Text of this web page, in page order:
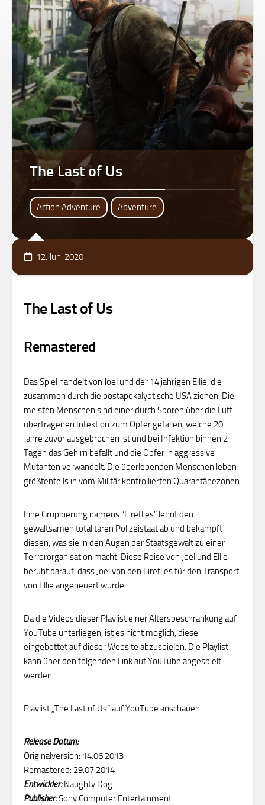
The Last of Us
Action Adventure Adventure
12. Juni 2020
The Last of Us
Remastered
Das Spiel handelt von Joel und der 14 jährigen Ellie, die
zusammen durch die postapokalyptische USA ziehen. Die
meisten Menschen sind einer durch Sporen über die Luft
übertragenen Infektion zum Opfer gefallen, welche 20
Jahre zuvor ausgebrochen ist und bei Infektion binnen 2
Tagen das Gehirn befällt und die Opfer in aggressive
Mutanten verwandelt. Die überlebenden Menschen leben
größtenteils in vom Militär kontrollierten Quarantänezonen.
Eine Gruppierung namens “Fireflies” lehnt den
gewaltsamen totalitären Polizeistaat ab und bekämpft
diesen, was sie in den Augen der Staatsgewalt zu einer
Terrororganisation macht. Diese Reise von Joel und Ellie
beruht darauf, dass Joel von den Fireflies für den Transport
von Ellie angeheuert wurde.
Da die Videos dieser Playlist einer Altersbeschränkung auf
YouTube unterliegen, ist es nicht möglich, diese
eingebettet auf dieser Website abzuspielen. Die Playlist
kann über den folgenden Link auf YouTube abgespielt
werden:
Playlist „The Last of Us“ auf YouTube anschauen
Release Datum:
Originalversion: 14.06.2013
Remastered: 29.07.2014
Entwickler:Naughty Dog
Publisher:Sony Computer Entertainment